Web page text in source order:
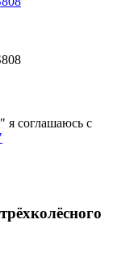
я соглашаюсь с